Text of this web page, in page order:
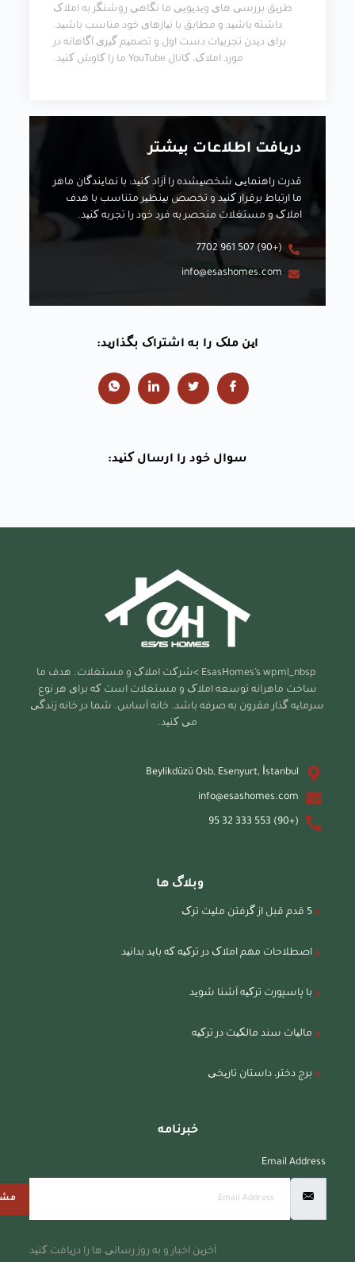
طریق بررسی های ویدیویی ما نگاهی روشنگر به املاک
داشته باشید و مطابق با نیازهای خود مناسب باشید.
برای دیدن تجربیات دست اول و تصمیم گیری آگاهانه در
مورد املاک، کانال YouTube ما را کاوش کنید.
دریافت اطلاعات بیشتر
قدرت راهنمایی شخصیشده را آزاد کنید: با نمایندگان ماهر
ما ارتباط برقرار کنید و تخصص بینظیر متناسب با هدف
املاک و مستغلات منحصر به فرد خود را تجربه کنید.
(+90) 507 961 7702
info@esashomes.com
این ملک را به اشتراک بگذارید:
سوال خود را ارسال کنید:
wpml_nbsp >شرکت املاک و مستغلات. هدف ما
ساخت ماهرانه توسعه املاک و مستغلات است که برای هر نوع
سرمایه گذار مقرون به صرفه باشد. خانه آساس. شما در خانه زندگی
می کنید.
Beylikdüzü Osb, Esenyurt, İstanbul
info@esashomes.com
(+90) 553 333 32 95
وبلاگ ها
5 قدم قبل از گرفتن ملیت ترک
اصطلاحات مهم املاک در ترکیه که باید بدانید
با پاسپورت ترکیه آشنا شوید
مالیات سند مالکیت در ترکیه
برج دختر، داستان تاریخی
خبرنامه
Email Address
آخرین اخبار و به روز رسانی ها را دریافت کنید